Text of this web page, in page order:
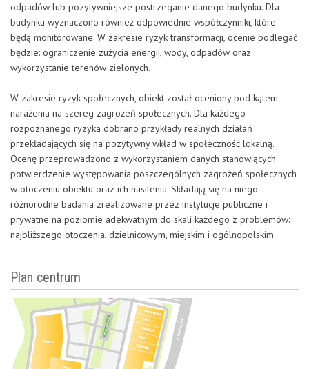
odpadów lub pozytywniejsze postrzeganie danego budynku. Dla
budynku wyznaczono również odpowiednie współczynniki, które
będą monitorowane. W zakresie ryzyk transformacji, ocenie podlegać
będzie: ograniczenie zużycia energii, wody, odpadów oraz
wykorzystanie terenów zielonych.
W zakresie ryzyk społecznych, obiekt został oceniony pod kątem
narażenia na szereg zagrożeń społecznych. Dla każdego
rozpoznanego ryzyka dobrano przykłady realnych działań
przekładających się na pozytywny wkład w społeczność lokalną.
Ocenę przeprowadzono z wykorzystaniem danych stanowiących
potwierdzenie występowania poszczególnych zagrożeń społecznych
w otoczeniu obiektu oraz ich nasilenia. Składają się na niego
różnorodne badania zrealizowane przez instytucje publiczne i
prywatne na poziomie adekwatnym do skali każdego z problemów:
najbliższego otoczenia, dzielnicowym, miejskim i ogólnopolskim.
Plan centrum